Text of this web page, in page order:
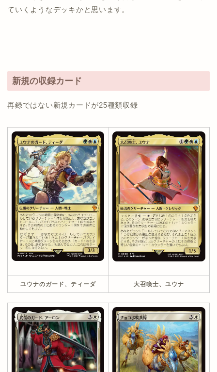
ていくようなデッキかと思います。
新規の収録カード
再録ではない新規カードが25種類収録
ユウナのガード、ティーダ 大召喚士、ユウナ